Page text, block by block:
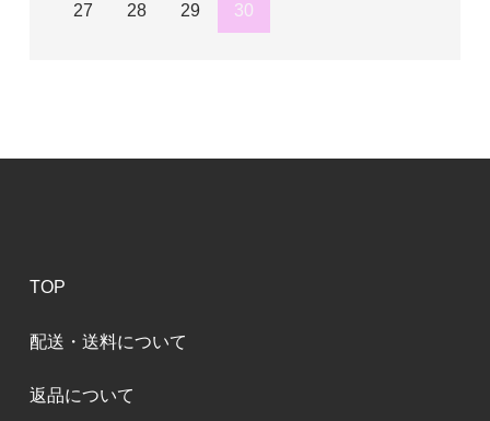
27 28 29 30
TOP
配送・送料について
返品について